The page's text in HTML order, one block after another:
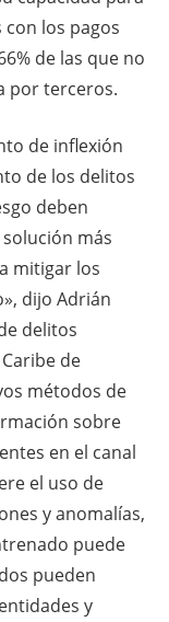
los pagos
de las que no
por terceros.
de inflexión
de los delitos
deben
más
mitigar los
dijo Adrián
delitos
de
métodos de
sobre
en el canal
el uso de
y anomalías,
puede
pueden
y